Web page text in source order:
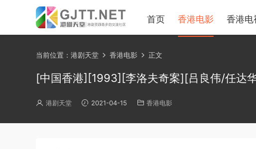
首页 香港电影 香港电
当前位置： 港剧天堂 香港电影 正文
[中国香港][1993][李洛夫奇案][吕良伟/任达
港剧天堂 2021-04-15 香港电影